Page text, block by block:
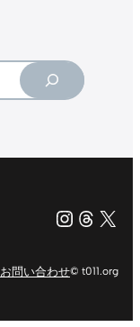
X（旧
お問い合わせ© t011.org